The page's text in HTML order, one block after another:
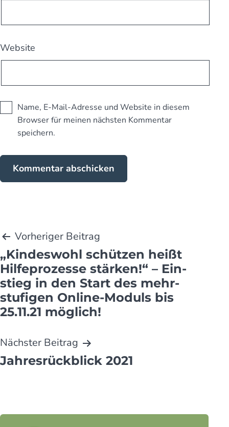
Website
Name, E-Mail-Adresse und Website in diesem
Browser für meinen nächsten Kommentar
speichern.
Beitragsnavigation
Vorheriger Beitrag
„Kindeswohl schützen heißt
Hilfe­prozesse stär­ken!“ – Ein­
stieg in den Start des mehr­
stufigen Online-Moduls bis
25.11.21 möglich!
Nächster Beitrag
Jahresrückblick 2021